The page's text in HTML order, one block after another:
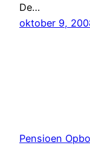
De…
oktober 9,
Pensioen